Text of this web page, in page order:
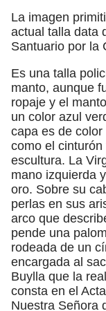
La imagen
actual talla data
Santuario por la
Es una talla
manto, aunque
ropaje y el
un color azul
capa es de
como el
escultura. La
mano izquierda
oro. Sobre su
perlas en sus
arco que
pende una
rodeada de un
encargada al
Buylla que la
consta en el
Nuestra Señora